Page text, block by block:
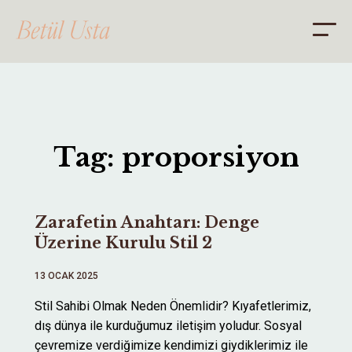
Tag: proporsiyon
Zarafetin Anahtarı: Denge
Üzerine Kurulu Stil 2
13 OCAK 2025
Stil Sahibi Olmak Neden Önemlidir? Kıyafetlerimiz,
dış dünya ile kurduğumuz iletişim yoludur. Sosyal
çevremize verdiğimize kendimizi giydiklerimiz ile
HAKKIMDA
BLOG